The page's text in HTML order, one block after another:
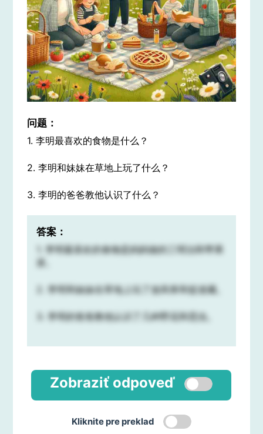
问题：
1. 李明最喜欢的食物是什么？
2. 李明和妹妹在草地上玩了什么？
3. 李明的爸爸教他认识了什么？
答案：
1. 李明最喜欢的食物是妈妈做的三明治和苹果
派。
2. 李明和妹妹在草地上玩了放风筝和捉迷藏。
3. 李明的爸爸教他认识了几种野花和昆虫。
Zobraziť odpoveď
Kliknite pre preklad